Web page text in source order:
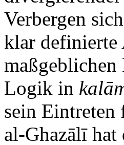
Verbergen
klar definierte
Logik in
sein Eintreten
al-Ghazālī